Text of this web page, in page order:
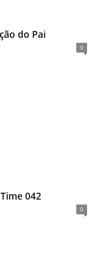
do Pai
0
042
0